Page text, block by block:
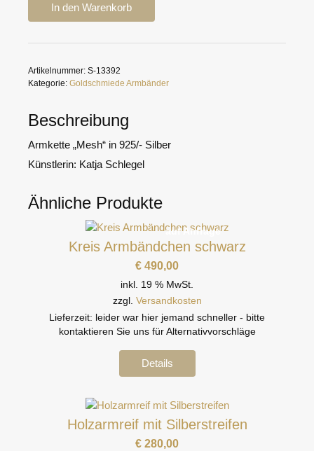
In den Warenkorb
Artikelnummer: S-13392
Kategorie: Goldschmiede Armbänder
Beschreibung
Armkette „Mesh“ in 925/- Silber
Künstlerin: Katja Schlegel
Ähnliche Produkte
auf Anfrage
Kreis Armbändchen schwarz
€ 490,00
inkl. 19 % MwSt.
zzgl. Versandkosten
Lieferzeit: leider war hier jemand schneller - bitte
kontaktieren Sie uns für Alternativvorschläge
Details
Holzarmreif mit Silberstreifen
€ 280,00